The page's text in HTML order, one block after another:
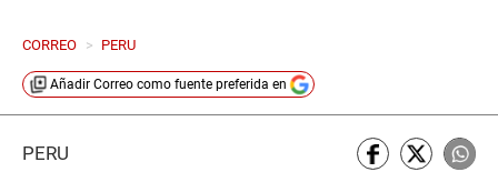
CORREO > PERU
Añadir Correo como fuente preferida en
PERÚ